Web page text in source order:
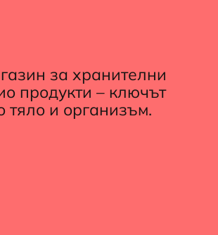
за хранителни
продукти – ключът
тяло и организъм.